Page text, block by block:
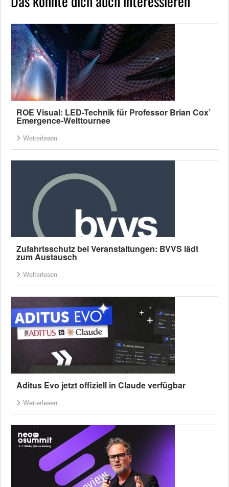
ROE Visual: LED-Technik für Professor Brian Cox’
Emergence-Welttournee
Weiterlesen
Zufahrtsschutz bei Veranstaltungen: BVVS lädt
zum Austausch
Weiterlesen
Aditus Evo jetzt offiziell in Claude verfügbar
Weiterlesen